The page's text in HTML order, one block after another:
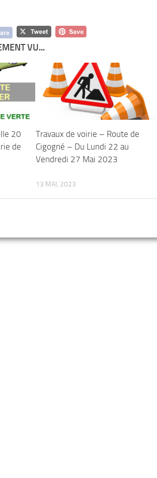
VU...
20
de
Travaux de voirie – Route de
Cigogné – Du Lundi 22 au
Vendredi 27 Mai 2023
13 MAI, 2023